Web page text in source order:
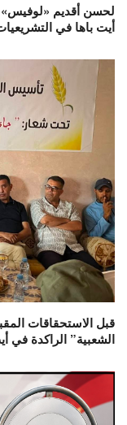
لحسن أقديم «لوفيس»
أيت باها في
قبل الاستحقاقات
الشعبية” الراكدة في